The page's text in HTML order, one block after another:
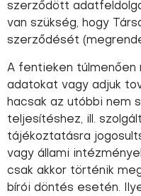
szerződött
van szükség, hogy
szerződését
A fentieken túlmenően
adatokat vagy adjuk
hacsak az utóbbi nem
teljesítéshez, ill.
tájékoztatásra
vagy állami
csak akkor történik
bírói döntés esetén.